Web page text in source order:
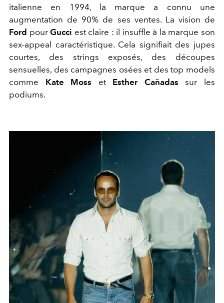
italienne en 1994, la marque a connu une
augmentation de 90% de ses ventes. La vision de
Ford pourGucci est claire : il insuffle à la marque son
sex-appeal caractéristique. Cela signifiait des jupes
courtes, des strings exposés, des découpes
sensuelles, des campagnes osées et des top models
comme Kate Moss et Esther Cañadas sur les
podiums.